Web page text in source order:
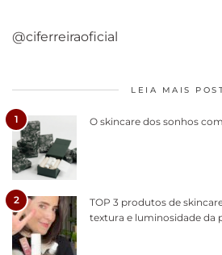
@ciferreiraoficial
LEIA MAIS
1 O skincare dos sonhos
2
TOP 3 produtos de
textura e luminosidade da